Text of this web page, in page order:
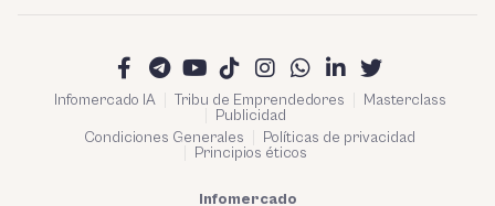
Infomercado IA Tribu de Emprendedores
Masterclass
Publicidad
Condiciones Generales
Políticas de privacidad
Principios éticos
Infomercado